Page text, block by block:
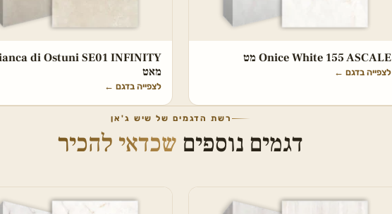
Onice White 155 ASCALE מט
לצפייה בדגם ←
di Ostuni SE01 INFINITY
מאט
לצפייה בדגם ←
רשת הדגמים של שיש ג'אן
דגמים נוספים שכדאי להכיר